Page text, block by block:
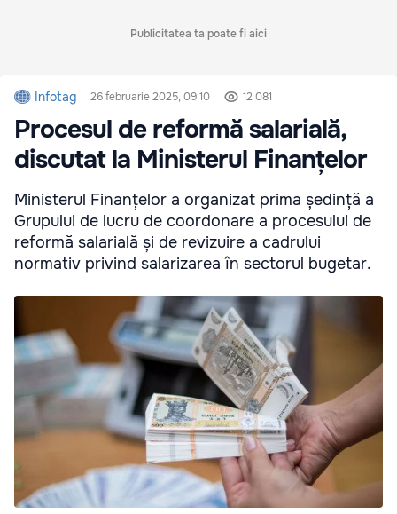
Publicitatea ta poate fi aici
Infotag 26 februarie 2025, 09:10 12 081
Procesul de reformă salarială,
discutat la Ministerul Finanțelor
Ministerul Finanțelor a organizat prima ședință a
Grupului de lucru de coordonare a procesului de
reformă salarială și de revizuire a cadrului
normativ privind salarizarea în sectorul bugetar.